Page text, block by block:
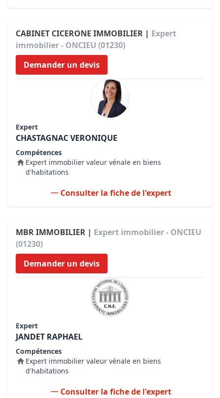
CABINET CICERONE IMMOBILIER | Expert
immobilier - ONCIEU (01230)
Demander un devis
Expert
CHASTAGNAC VERONIQUE
Compétences
Expert immobilier valeur vénale en biens
d'habitations
Consulter la fiche de l'expert
MBR IMMOBILIER | Expert immobilier - ONCIEU
(01230)
Demander un devis
Expert
JANDET RAPHAEL
Compétences
Expert immobilier valeur vénale en biens
d'habitations
Consulter la fiche de l'expert